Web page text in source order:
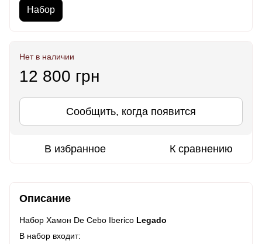
Набор
Нет в наличии
12 800 грн
Сообщить, когда появится
В избранное К сравнению
Описание
Набор Хамон De Cebo Iberico Legado
В набор входит: